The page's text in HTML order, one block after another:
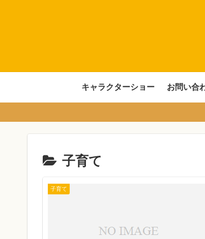
キャラクターショー お問い合
子育て
子育て